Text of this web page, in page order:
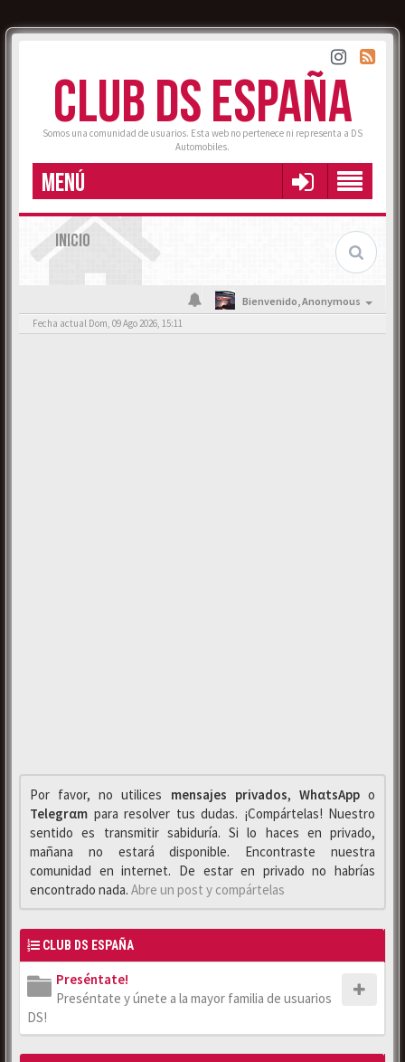
CLUB DS ESPAÑA
Somos una comunidad de usuarios. Esta web no pertenece ni representa a DS
Automobiles.
MENÚ
INICIO
Bienvenido,Anonymous
Fecha actual Dom, 09 Ago 2026, 15:11
Por favor, no utilices mensajes privados, WhαtsAppo
Telegrαm para resolver tus dudas. ¡Compártelas! Nuestro
sentido es transmitir sabiduría. Si lo haces en privado,
mañana no estará disponible. Encontraste nuestra
comunidad en internet. De estar en privado no habrías
encontrado nada. Abre un post y compártelas
CLUB DS ESPAÑA
Preséntate!
Preséntate y únete a la mayor familia de usuarios
DS!